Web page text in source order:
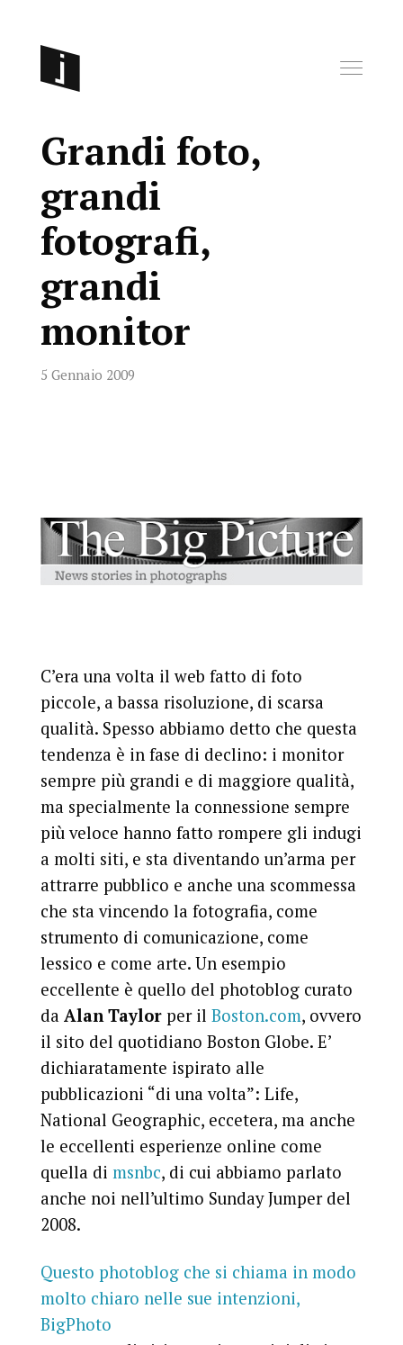
Grandi foto,
grandi
fotografi,
grandi
monitor
5 Gennaio 2009
C’era una volta il web fatto di foto
piccole, a bassa risoluzione, di scarsa
qualità. Spesso abbiamo detto che questa
tendenza è in fase di declino: i monitor
sempre più grandi e di maggiore qualità,
ma specialmente la connessione sempre
più veloce hanno fatto rompere gli indugi
a molti siti, e sta diventando un’arma per
attrarre pubblico e anche una scommessa
che sta vincendo la fotografia, come
strumento di comunicazione, come
lessico e come arte. Un esempio
eccellente è quello del photoblog curato
daAlan Taylorper il Boston.com, ovvero
il sito del quotidiano Boston Globe. E’
dichiaratamente ispirato alle
pubblicazioni “di una volta”: Life,
National Geographic, eccetera, ma anche
le eccellenti esperienze online come
quella di msnbc, di cui abbiamo parlato
anche noi nell’ultimo Sunday Jumper del
2008.
Questo photoblog che si chiama in modo
molto chiaro nelle sue intenzioni,
BigPhoto